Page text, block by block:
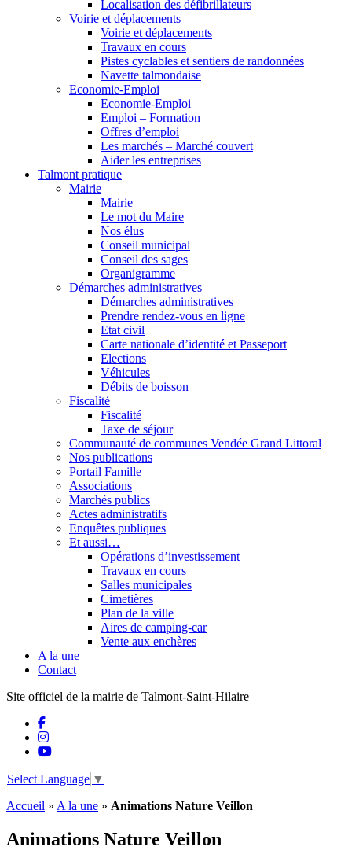
Localisation des défibrillateurs
Voirie et déplacements
Voirie et déplacements
Travaux en cours
Pistes cyclables et sentiers de randonnées
Navette talmondaise
Economie-Emploi
Economie-Emploi
Emploi – Formation
Offres d’emploi
Les marchés – Marché couvert
Aider les entreprises
Talmont pratique
Mairie
Mairie
Le mot du Maire
Nos élus
Conseil municipal
Conseil des sages
Organigramme
Démarches administratives
Démarches administratives
Prendre rendez-vous en ligne
Etat civil
Carte nationale d’identité et Passeport
Elections
Véhicules
Débits de boisson
Fiscalité
Fiscalité
Taxe de séjour
Communauté de communes Vendée Grand Littoral
Nos publications
Portail Famille
Associations
Marchés publics
Actes administratifs
Enquêtes publiques
Et aussi…
Opérations d’investissement
Travaux en cours
Salles municipales
Cimetières
Plan de la ville
Aires de camping-car
Vente aux enchères
A la une
Contact
Site officiel de la mairie de Talmont-Saint-Hilaire
Select Language ▼
Accueil » A la une » Animations Nature Veillon
Animations Nature Veillon